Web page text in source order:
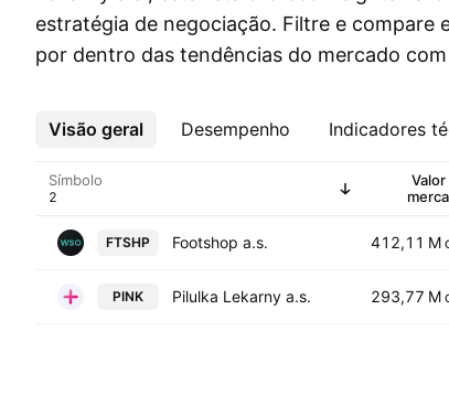
estratégia de negociação. Filtre e compare
por dentro das tendências do mercado
Visão geral Desempenho Indicadores
Mais
Símbolo
Valor
FTSHP Footshop a.s. 412,11 M
PINK Pilulka Lekarny a.s. 293,77 M